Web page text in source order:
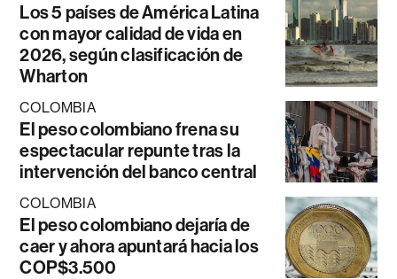
Los 5 países de América Latina
con mayor calidad de vida en
2026, según clasificación de
Wharton
COLOMBIA
El peso colombiano frena su
espectacular repunte tras la
intervención del banco central
COLOMBIA
El peso colombiano dejaría de
caer y ahora apuntará hacia los
COP$3.500